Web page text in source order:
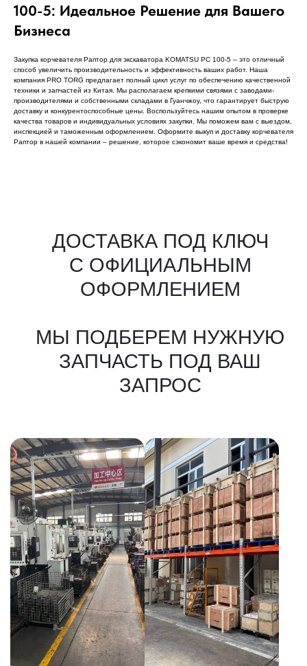
100-5: Идеальное Решение для Вашего
Бизнеса
Закупка корчевателя Раптор для экскаватора KOMATSU PC 100-5 – это отличный
способ увеличить производительность и эффективность ваших работ. Наша
компания PRO TORG предлагает полный цикл услуг по обеспечению качественной
техники и запчастей из Китая. Мы располагаем крепкими связями с заводами-
производителями и собственными складами в Гуанчжоу, что гарантирует быструю
доставку и конкурентоспособные цены. Воспользуйтесь нашим опытом в проверке
качества товаров и индивидуальных условиях закупки. Мы поможем вам с выездом,
инспекцией и таможенным оформлением. Оформите выкуп и доставку корчевателя
Раптор в нашей компании – решение, которое сэкономит ваше время и средства!
Все агрегаты проходят
промышленную дефектовку, замену
(изношенных узлов), сборку
и испытания на стенде
КАКИЕ ДОКУМЕНТЫ
ВЫ ПОЛУЧИТЕ?
Договор в рублях
Счёт-фактура / УПД
Протокол испытаний
Фото- и видеоотчёт
Страховка груза
(опционально)
Разрешительные
документы, ГТД
бухгалтерия примет без вопросов